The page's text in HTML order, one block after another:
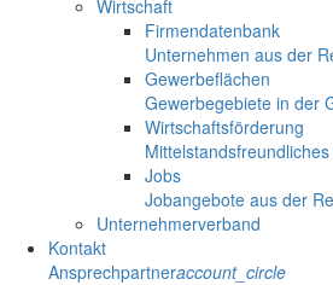
Wirtschaft
Firmendatenbank
Unternehmen aus der
Gewerbeflächen
Gewerbegebiete in der
Wirtschaftsförderung
Mittelstandsfreundliches
Jobs
Jobangebote aus der
Unternehmerverband
Kontakt
Ansprechpartneraccount_circle